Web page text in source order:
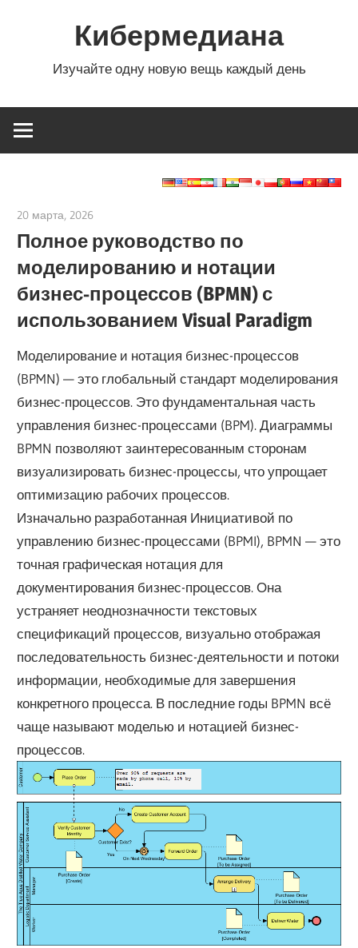
Кибермедиана
Изучайте одну новую вещь каждый день
20 марта, 2026
Полное руководство по
моделированию и нотации
бизнес-процессов (BPMN) с
использованием Visual Paradigm
Моделирование и нотация бизнес-процессов
(BPMN) — это глобальный стандарт моделирования
бизнес-процессов. Это фундаментальная часть
управления бизнес-процессами (BPM). Диаграммы
BPMN позволяют заинтересованным сторонам
визуализировать бизнес-процессы, что упрощает
оптимизацию рабочих процессов.
Изначально разработанная Инициативой по
управлению бизнес-процессами (BPMI), BPMN — это
точная графическая нотация для
документирования бизнес-процессов. Она
устраняет неоднозначности текстовых
спецификаций процессов, визуально отображая
последовательность бизнес-деятельности и потоки
информации, необходимые для завершения
конкретного процесса. В последние годы BPMN всё
чаще называют моделью и нотацией бизнес-
процессов.